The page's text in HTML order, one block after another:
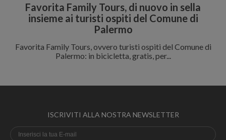
Favorita Family Tours, di nuovo in sella
insieme ai turisti ospiti del Comune di
Palermo
Favorita Family Tours, ovvero turisti ospiti del Comune di
Palermo: in bicicletta, gratis, per...
ISCRIVITI ALLA NOSTRA NEWSLETTER